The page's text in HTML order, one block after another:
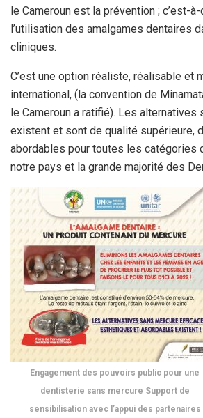
le Cameroun est la prévention ; c’est-
l’utilisation des amalgames dentaires
cliniques.
C’est une option réaliste, réalisable et
international, (la convention de
le Cameroun a ratifié). Les alternatives
existent et sont de qualité supérieure,
abordables pour toutes les catégories
notre pays et la grande majorité des
Engagement des pouvoirs public pour une
dentisterie sans mercure Support de
sensibilisation avec l’appui des partenaires